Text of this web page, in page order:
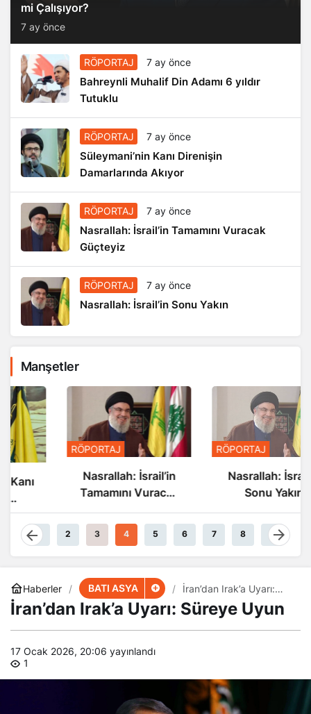
mi Çalışıyor?
7 ay önce
RÖPORTAJ 7 ay önce
Bahreynli Muhalif Din Adamı 6 yıldır
Tutuklu
RÖPORTAJ 7 ay önce
Süleymani’nin Kanı Direnişin
Damarlarında Akıyor
RÖPORTAJ 7 ay önce
Nasrallah: İsrail’in Tamamını Vuracak
Güçteyiz
RÖPORTAJ 7 ay önce
Nasrallah: İsrail’in Sonu Yakın
Manşetler
RÖPORTAJ
Nasrallah: İsrail’in
Tamamını Vuracak
Güçteyiz
RÖPORTAJ
Nasrallah: İsrail’in
Sonu Yakın
1 2 3 4 5 6 7 8 9
Haberler BATI ASYA
İran’dan Irak’a Uyarı:
Süreye Uyun
İran’dan Irak’a Uyarı: Süreye Uyun
17 Ocak 2026, 20:06 yayınlandı
1